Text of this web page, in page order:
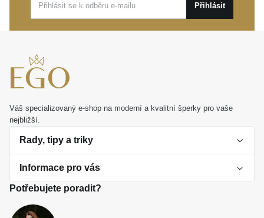
Přihlásit
Váš specializovaný e-shop na moderní a kvalitní šperky pro vaše
nejbližší.
Rady, tipy a triky
O perlách
Jak vybrat perlový šperk
Informace pro vás
Potřebujete poradit?